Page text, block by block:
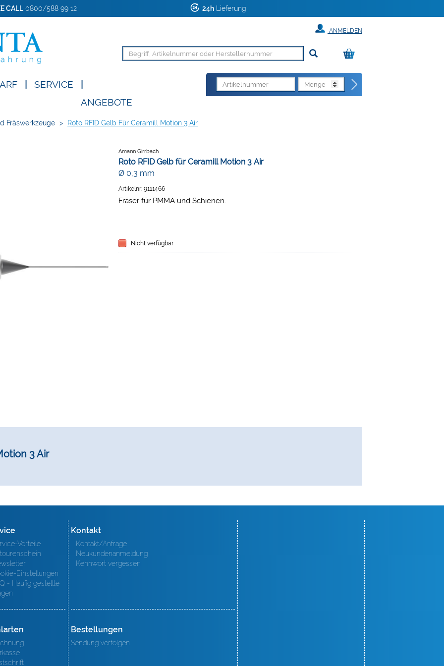
CALL0800/588 99 12 24h Lieferung
ANMELDEN
SERVICE
ANGEBOTE
Fräswerkzeuge > Roto RFID Gelb Für Ceramill Motion 3 Air
Amann Girrbach
Roto RFID Gelb für Ceramill Motion 3 Air
Ø 0,3 mm
Artikelnr: 9111466
Fräser für PMMA und Schienen.
Nicht verfügbar
3 Air
Vorteile
Einstellungen
- Häufig gestellte
Kontakt
Kontakt/Anfrage
Neukundenanmeldung
Kennwort vergessen
Bestellungen
Sendung verfolgen